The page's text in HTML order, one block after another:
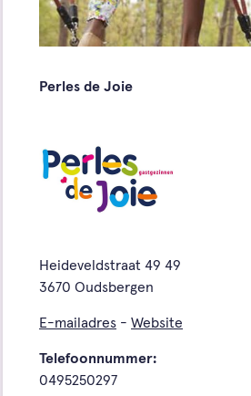
Perles de Joie
Heideveldstraat 49 49
3670 Oudsbergen
E-mailadres - Website
Telefoonnummer:
0495250297